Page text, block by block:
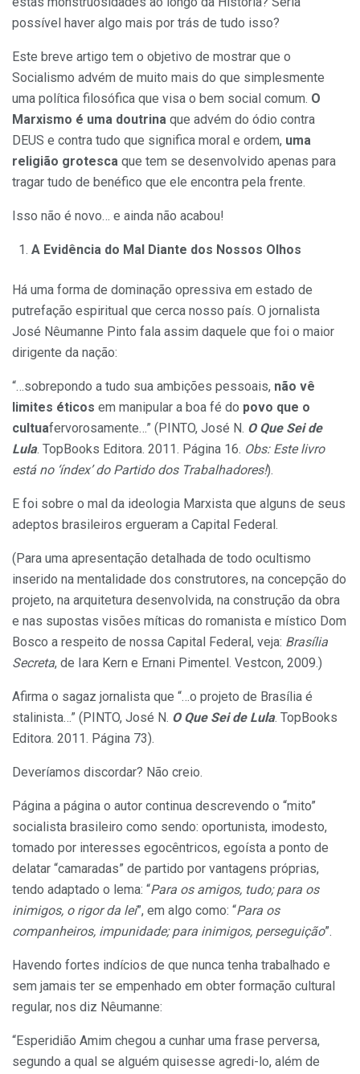
possível haver algo mais por trás de tudo isso?
Este breve artigo tem o objetivo de mostrar que o
Socialismo advém de muito mais do que simplesmente
uma política filosófica que visa o bem social comum. O
Marxismo é uma doutrina que advém do ódio contra
DEUS e contra tudo que significa moral e ordem, uma
religião grotesca que tem se desenvolvido apenas para
tragar tudo de benéfico que ele encontra pela frente.
Isso não é novo… e ainda não acabou!
A Evidência do Mal Diante dos Nossos Olhos
Há uma forma de dominação opressiva em estado de
putrefação espiritual que cerca nosso país. O jornalista
José Nêumanne Pinto fala assim daquele que foi o maior
dirigente da nação:
“…sobrepondo a tudo sua ambições pessoais, não vê
limites éticos em manipular a boa fé do povo que o
cultuafervorosamente…” (PINTO, José N. O Que Sei de
Lula. TopBooks Editora. 2011. Página 16. Obs: Este livro
está no ‘índex’ do Partido dos Trabalhadores!).
E foi sobre o mal da ideologia Marxista que alguns de seus
adeptos brasileiros ergueram a Capital Federal.
(Para uma apresentação detalhada de todo ocultismo
inserido na mentalidade dos construtores, na concepção do
projeto, na arquitetura desenvolvida, na construção da obra
e nas supostas visões míticas do romanista e místico Dom
Bosco a respeito de nossa Capital Federal, veja: Brasília
Secreta, de Iara Kern e Ernani Pimentel. Vestcon, 2009.)
Afirma o sagaz jornalista que “…o projeto de Brasília é
stalinista…” (PINTO, José N. O Que Sei de Lula. TopBooks
Editora. 2011. Página 73).
Deveríamos discordar? Não creio.
Página a página o autor continua descrevendo o “mito”
socialista brasileiro como sendo: oportunista, imodesto,
tomado por interesses egocêntricos, egoísta a ponto de
delatar “camaradas” de partido por vantagens próprias,
tendo adaptado o lema: “Para os amigos, tudo; para os
inimigos, o rigor da lei”, em algo como: “Para os
companheiros, impunidade; para inimigos, perseguição”.
Havendo fortes indícios de que nunca tenha trabalhado e
sem jamais ter se empenhado em obter formação cultural
regular, nos diz Nêumanne:
“Esperidião Amim chegou a cunhar uma frase perversa,
segundo a qual se alguém quisesse agredi-lo, além de